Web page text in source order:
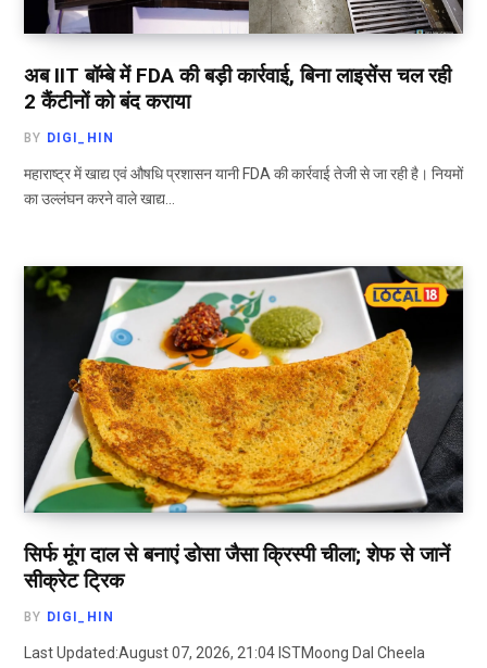
अब IIT बॉम्बे में FDA की बड़ी कार्रवाई, बिना लाइसेंस चल रही
2 कैंटीनों को बंद कराया
BY DIGI_HIN
महाराष्ट्र में खाद्य एवं औषधि प्रशासन यानी FDA की कार्रवाई तेजी से जा रही है। नियमों
का उल्लंघन करने वाले खाद्य…
सिर्फ मूंग दाल से बनाएं डोसा जैसा क्रिस्पी चीला; शेफ से जानें
सीक्रेट ट्रिक
BY DIGI_HIN
Last Updated:August 07, 2026, 21:04 ISTMoong Dal Cheela